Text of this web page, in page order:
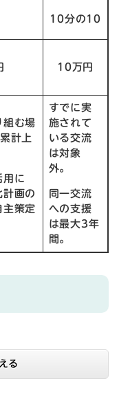
10分の10
10万円
組む場
計上
用に
計画の
主策定
すでに実
施されて
いる交流
は対象
外。
同一交流
への支援
は最大3年
間。
る